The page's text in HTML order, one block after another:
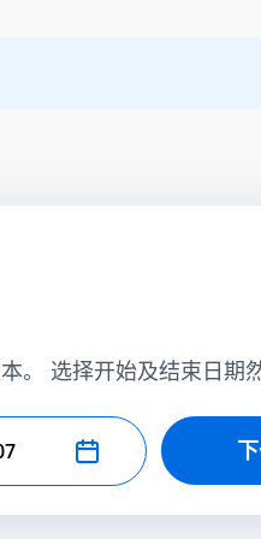
。 选择开始及结束日期